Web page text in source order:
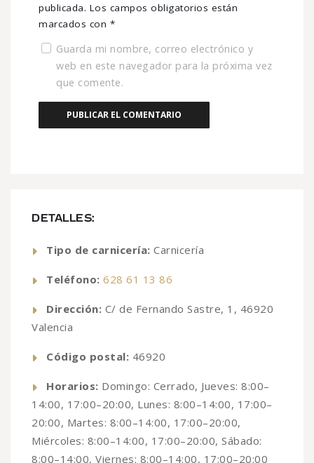
DETALLES:
Tipo de carnicería: Carnicería
Teléfono: 628 61 13 86
Dirección: C/ de Fernando Sastre, 1, 46920
Valencia
Código postal: 46920
Horarios: Domingo: Cerrado, Jueves: 8:00–
14:00, 17:00–20:00, Lunes: 8:00–14:00, 17:00–
20:00, Martes: 8:00–14:00, 17:00–20:00,
Miércoles: 8:00–14:00, 17:00–20:00, Sábado:
8:00–14:00, Viernes: 8:00–14:00, 17:00–20:00
publicada. Los campos obligatorios están
marcados con *
Guarda mi nombre, correo electrónico y
web en este navegador para la próxima vez
que comente.